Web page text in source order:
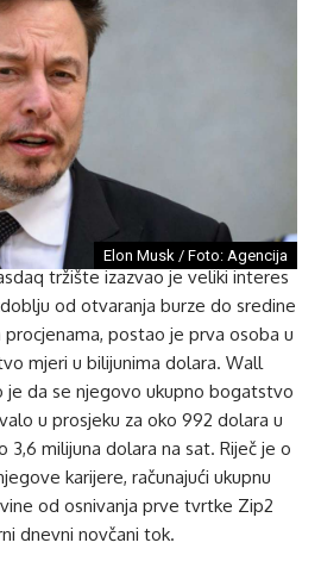
Elon Musk / Foto: Agencija
tržište izazvao je veliki interes
od otvaranja burze do sredine
procjenama, postao je prva osoba u
mjeri u bilijunima dolara. Wall
je da se njegovo ukupno bogatstvo
u prosjeku za oko 992 dolara u
3,6 milijuna dolara na sat. Riječ je o
karijere, računajući ukupnu
od osnivanja prve tvrtke Zip2
dnevni novčani tok.